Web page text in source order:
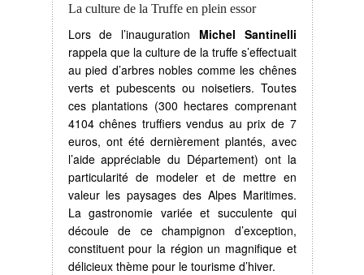
La culture de la Truffe en plein essor
Lors de l’inauguration Michel Santinelli
rappela que la culture de la truffe s’effectuait
au pied d’arbres nobles comme les chênes
verts et pubescents ou noisetiers. Toutes
ces plantations (300 hectares comprenant
4104 chênes truffiers vendus au prix de 7
euros, ont été dernièrement plantés, avec
l’aide appréciable du Département) ont la
particularité de modeler et de mettre en
valeur les paysages des Alpes Maritimes.
La gastronomie variée et succulente qui
découle de ce champignon d’exception,
constituent pour la région un magnifique et
délicieux thème pour le tourisme d’hiver.